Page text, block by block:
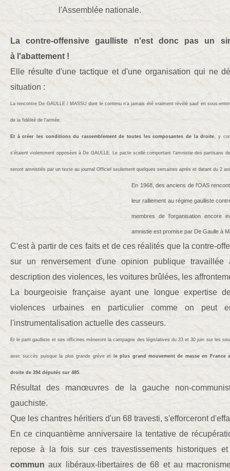
l'Assemblée nationale.
La contre-offensive gaulliste n'est donc pas un
à l'abattement !
Elle résulte d'une tactique et d'une organisation qui ne
situation :
La rencontre De GAULLE / MASSU dont le contenu n'a jamais été vraiment révélé sauf en sous-
de la fidélité de l'armée.
Et à créer les conditions du rassemblement de toutes les composantes de la droite, y
s'étaient violemment opposées à De GAULLE. Le pacte scellé comportant l'amnistie des partisans
seront amnistiés par un texte au journal Officiel seulement quelques semaines après et datant du 2
En 1968, des anciens de l'OAS
leur ralliement au régime gaulliste
membres de l'organisation encore
amnistie est promise par De Gaulle à
C'est à partir de ces faits et de ces réalités que la contre-
sur un renversement d'une opinion publique
description des violences, les voitures brûlées, les
La bourgeoisie française ayant une longue expertise
violences urbaines en particulier comme on peut
l'instrumentalisation actuelle des casseurs.
Et le parti gaulliste et ses officines mèneront la campagne des législatives du 23 et 30 juin sur les
avec succès puisque la plus grande grève et le plus grand mouvement de masse en France
droite de 394 députés sur 485.
Résultat des manœuvres de la gauche non-
gauchiste.
Que les chantres héritiers d'un 68 travesti, s'efforceront
En ce cinquantième anniversaire la tentative de
repose à la fois sur ces travestissements historiques
commun aux libéraux-libertaires de 68 et au